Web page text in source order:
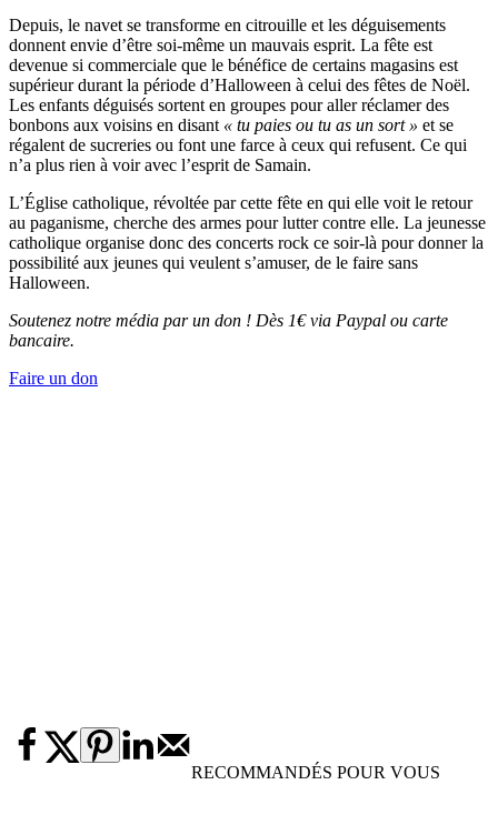
Depuis, le navet se transforme en citrouille et les déguisements
donnent envie d’être soi-même un mauvais esprit. La fête est
devenue si commerciale que le bénéfice de certains magasins est
supérieur durant la période d’Halloween à celui des fêtes de Noël.
Les enfants déguisés sortent en groupes pour aller réclamer des
bonbons aux voisins en disant « tu paies ou tu as un sort » et se
régalent de sucreries ou font une farce à ceux qui refusent. Ce qui
n’a plus rien à voir avec l’esprit de Samain.
L’Église catholique, révoltée par cette fête en qui elle voit le retour
au paganisme, cherche des armes pour lutter contre elle. La jeunesse
catholique organise donc des concerts rock ce soir-là pour donner la
possibilité aux jeunes qui veulent s’amuser, de le faire sans
Halloween.
Soutenez notre média par un don ! Dès 1€ via Paypal ou carte
bancaire.
Faire un don
RECOMMANDÉS POUR VOUS